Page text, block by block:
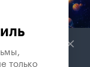
только